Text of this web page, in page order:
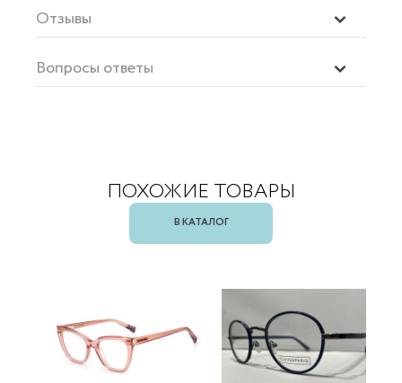
Отзывы
Вопросы ответы
ПОХОЖИЕ ТОВАРЫ
В КАТАЛОГ